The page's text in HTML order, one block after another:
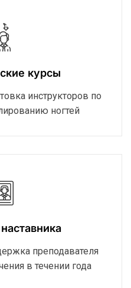
курсы
инструкторов по
ногтей
преподавателя
в течении года